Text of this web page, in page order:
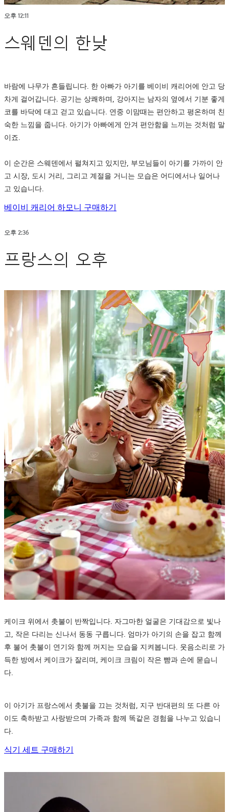
오후 12:11
스웨덴의 한낮
바람에 나무가 흔들립니다. 한 아빠가 아기를 베이비 캐리어에 안고 당
차게 걸어갑니다. 공기는 상쾌하며, 강아지는 남자의 옆에서 기분 좋게
코를 바닥에 대고 걷고 있습니다. 연중 이맘때는 편안하고 평온하며 친
숙한 느낌을 줍니다. 아기가 아빠에게 안겨 편안함을 느끼는 것처럼 말
이죠.
이 순간은 스웨덴에서 펼쳐지고 있지만, 부모님들이 아기를 가까이 안
고 시장, 도시 거리, 그리고 계절을 거니는 모습은 어디에서나 일어나
고 있습니다.
베이비 캐리어 하모니 구매하기
오후 2:36
프랑스의 오후
케이크 위에서 촛불이 반짝입니다. 자그마한 얼굴은 기대감으로 빛나
고, 작은 다리는 신나서 동동 구릅니다. 엄마가 아기의 손을 잡고 함께
후 불어 촛불이 연기와 함께 꺼지는 모습을 지켜봅니다. 웃음소리로 가
득한 방에서 케이크가 잘리며, 케이크 크림이 작은 뺨과 손에 묻습니
다.
이 아기가 프랑스에서 촛불을 끄는 것처럼, 지구 반대편의 또 다른 아
이도 축하받고 사랑받으며 가족과 함께 똑같은 경험을 나누고 있습니
다.
식기 세트 구매하기